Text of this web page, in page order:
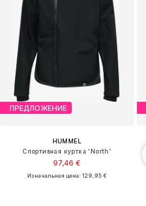
ПРЕДЛОЖЕНИЕ
HUMMEL
Спортивная куртка 'North'
97,46 €
Изначальная цена: 129,95 €